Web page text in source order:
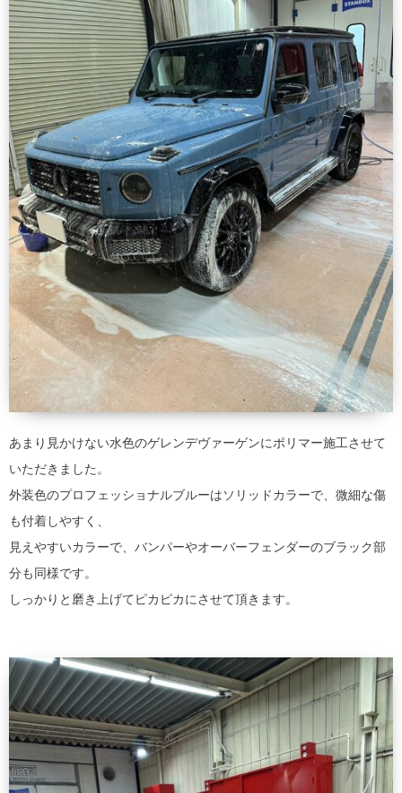
あまり見かけない水色のゲレンデヴァーゲンにポリマー施工させて
いただきました。
外装色のプロフェッショナルブルーはソリッドカラーで、微細な傷
も付着しやすく、
見えやすいカラーで、バンパーやオーバーフェンダーのブラック部
分も同様です。
しっかりと磨き上げてピカピカにさせて頂きます。